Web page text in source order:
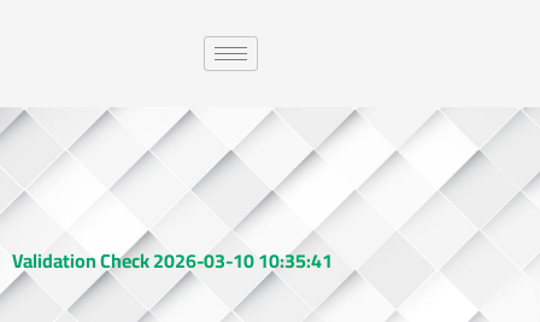
Validation Check 2026-03-10 10:35:41